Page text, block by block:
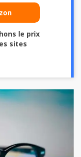
le prix
sites